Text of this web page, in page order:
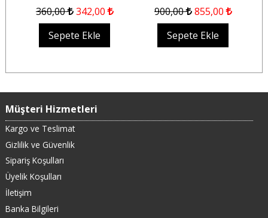
360,00 342,00
Sepete Ekle
900,00 855,00
Sepete Ekle
Müşteri Hizmetleri
Kargo ve Teslimat
Gizlilik ve Güvenlik
Sipariş Koşulları
Üyelik Koşulları
İletişim
Banka Bilgileri